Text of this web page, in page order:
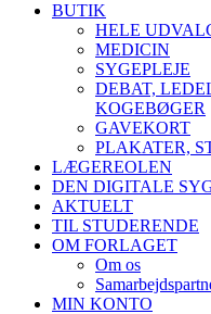
BUTIK
HELE
MEDICIN
SYGEPLEJE
DEBAT,
KOGEBØGER
GAVEKORT
PLAKATER,
LÆGEREOLEN
DEN DIGITALE
AKTUELT
TIL STUDERENDE
OM FORLAGET
Om os
MIN KONTO